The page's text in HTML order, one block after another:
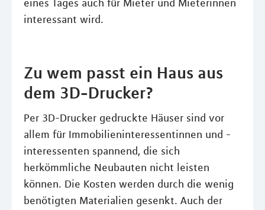
eines Tages auch für Mieter und Mieterinnen
interessant wird.
Zu wem passt ein Haus aus
dem 3D-Drucker?
Per 3D-Drucker gedruckte Häuser sind vor
allem für Immobilieninteressentinnen und -
interessenten spannend, die sich
herkömmliche Neubauten nicht leisten
können. Die Kosten werden durch die wenig
benötigten Materialien gesenkt. Auch der